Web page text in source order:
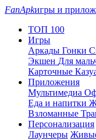
FanApkигры и
ТОП 100
Игры
Аркады Гонки
Экшен Для
Карточные
Приложения
Мультимедиа
Еда и напитки
Взломанные
Персонализация
Лаунчеры